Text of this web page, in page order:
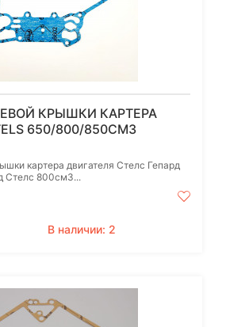
КРЫШКИ КАРТЕРА
650/800/850СМ3
картера двигателя Стелс Гепард
Стелс 800см3...
В наличии: 2